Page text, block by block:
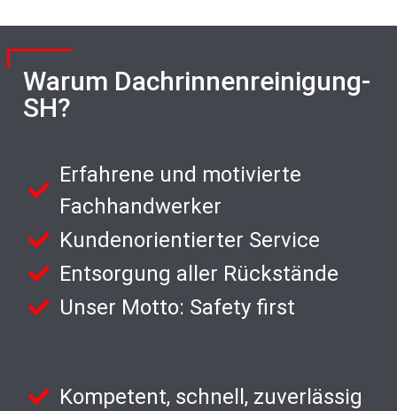
Warum Dachrinnenreinigung-
SH?
Erfahrene und motivierte
Fachhandwerker
Kundenorientierter Service
Entsorgung aller Rückstände
Unser Motto: Safety first
Kompetent, schnell, zuverlässig